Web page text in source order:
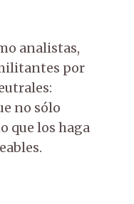
analistas,
por
no sólo
que los haga